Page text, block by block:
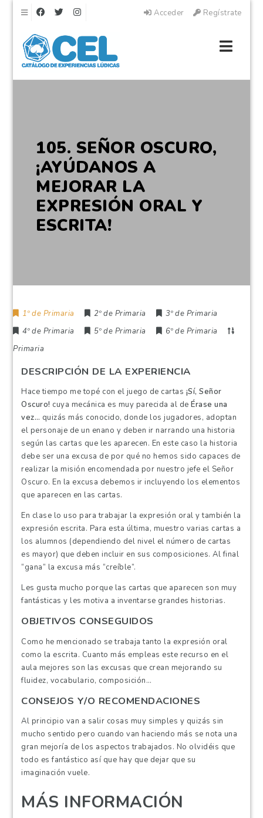
Navegación Acceder Regístrate
105. SEÑOR OSCURO,
¡AYÚDANOS A
MEJORAR LA
EXPRESIÓN ORAL Y
ESCRITA!
1º de Primaria 2º de Primaria
3º de Primaria
4º de Primaria
5º de Primaria
6º de Primaria
Primaria
DESCRIPCIÓN DE LA EXPERIENCIA
Hace tiempo me topé con el juego de cartas ¡Sí, Señor
Oscuro! cuya mecánica es muy parecida al deÉrase una
vez… quizás más conocido, donde los jugadores, adoptan
el personaje de un enano y deben ir narrando una historia
según las cartas que les aparecen. En este caso la historia
debe ser una excusa de por qué no hemos sido capaces de
realizar la misión encomendada por nuestro jefe el Señor
Oscuro. En la excusa debemos ir incluyendo los elementos
que aparecen en las cartas.
En clase lo uso para trabajar la expresión oral y también la
expresión escrita. Para esta última, muestro varias cartas a
los alumnos (dependiendo del nivel el número de cartas
es mayor) que deben incluir en sus composiciones. Al final
“gana” la excusa más “creíble”.
Les gusta mucho porque las cartas que aparecen son muy
fantásticas y les motiva a inventarse grandes historias.
OBJETIVOS CONSEGUIDOS
Como he mencionado se trabaja tanto la expresión oral
como la escrita. Cuanto más empleas este recurso en el
aula mejores son las excusas que crean mejorando su
fluidez, vocabulario, composición…
CONSEJOS Y/O RECOMENDACIONES
Al principio van a salir cosas muy simples y quizás sin
mucho sentido pero cuando van haciendo más se nota una
gran mejoría de los aspectos trabajados. No olvidéis que
todo es fantástico así que hay que dejar que su
imaginación vuele.
MÁS INFORMACIÓN